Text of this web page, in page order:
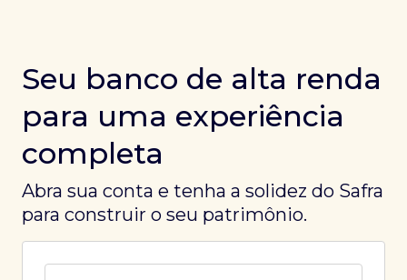
Seu banco de alta renda
para uma experiência
completa
Abra sua conta e tenha a solidez do Safra
para construir o seu patrimônio.